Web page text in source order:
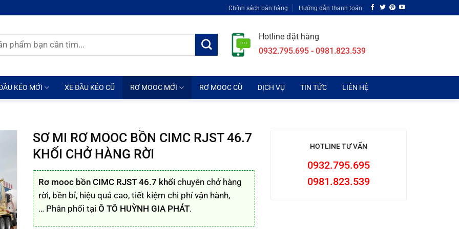
Chính sách bán hàng Hướng dẫn thanh toán
Hotline đặt hàng
0932.795.695 - 0981.823.539
KÉO MỚI XE ĐẦU KÉO CŨ RƠ MOOC MỚI RƠ MOOC CŨ DỊCH VỤ TIN TỨC LIÊN HỆ
SƠ MI RƠ MOOC BỒN CIMC RJST 46.7
KHỐI CHỞ HÀNG RỜI
Rơ mooc bồn CIMC RJST 46.7 khốichuyên chở hàng
rời, bền bỉ, hiệu quả cao, tiết kiệm chi phí vận hành,
… Phân phối tại Ô TÔ HUỲNH GIA PHÁT.
HOTLINE TƯ VẤN
0932.795.695
0981.823.539